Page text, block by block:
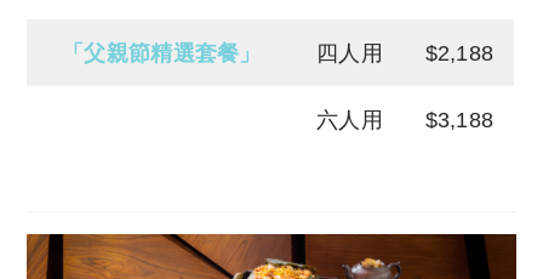
「父親節精選套餐」 四人用 $2,188
六人用 $3,188